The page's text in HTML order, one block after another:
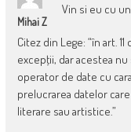
Mihai Z
Vin si eu cu
Citez din Lege: “în art.
excepţii, dar acestea
operator de date cu
prelucrarea datelor
literare sau artistice.”